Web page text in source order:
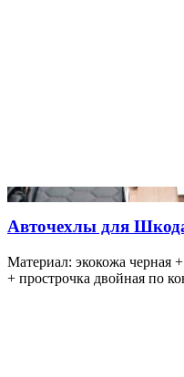
Авточехлы для
Материал: экокожа черная
+ прострочка двойная по